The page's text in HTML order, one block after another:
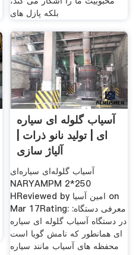
بلکه پازل های
آسیاب گلوله ای سیاره
ای | تولید نانو ذرات |
آلیاژ سازی
آسیاب گلوله‌ای سیاره‌ای
NARYAMPM 2*250
HReviewed by امین آسیا on
Mar 17Rating: معرفی دستگاه:
در دستگاه آسیاب گلوله ای سیاره
ای همانطور که نامش گویا است
محفظه های آسیاب مانند سیاره